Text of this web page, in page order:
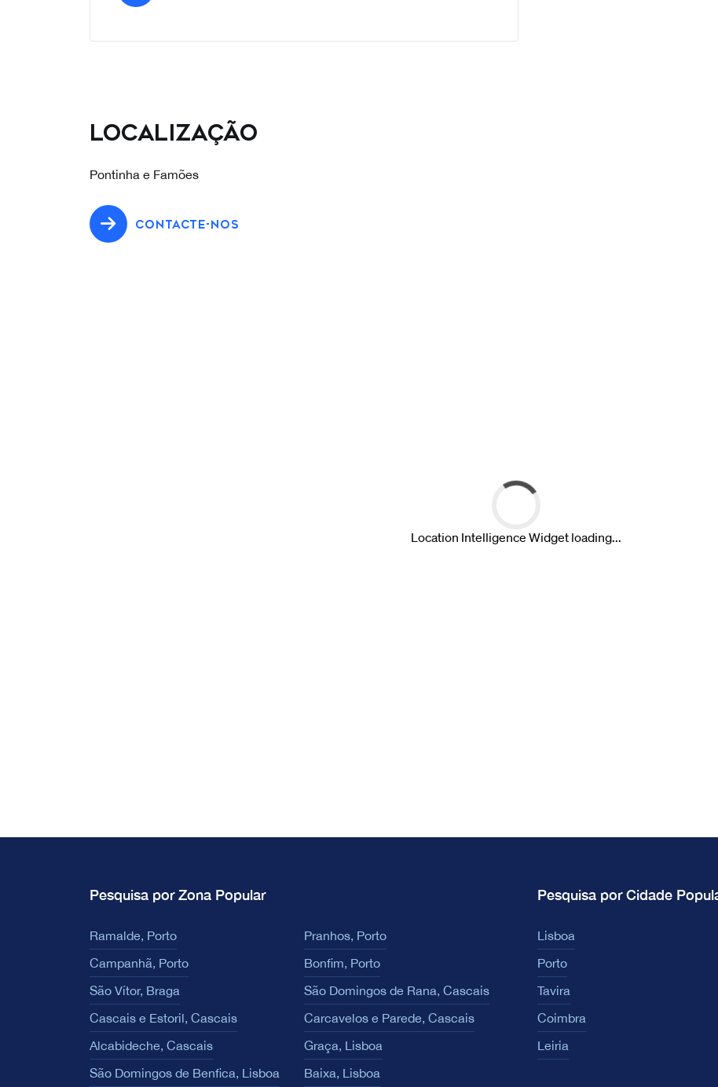
Localização
Pontinha e Famões
CONTACTE-NOS
Pesquisa por Zona Popular
Ramalde, Porto
Pranhos, Porto
Campanhã, Porto
Bonfim, Porto
São Vítor, Braga
São Domingos de Rana, Cascais
Cascais e Estoril, Cascais
Carcavelos e Parede, Cascais
Alcabideche, Cascais
Graça, Lisboa
São Domingos de Benfica, Lisboa
Baixa, Lisboa
Pesquisa por Cidade
Lisboa
Porto
Tavira
Coimbra
Leiria